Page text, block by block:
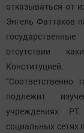
отказываться от
Энгель Фаттахов
отсутствии
Конституцией.
"Соответственно
подлежит
учреждениях
социальных сетях